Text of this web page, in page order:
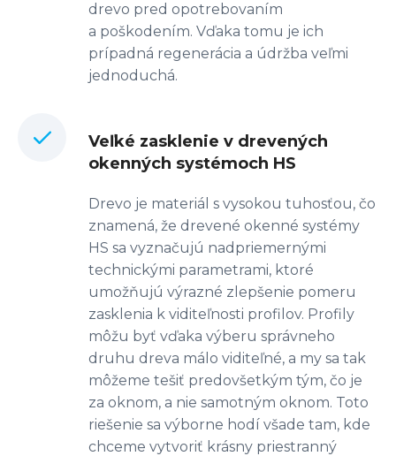
drevo pred opotrebovaním
a poškodením. Vďaka tomu je ich
prípadná regenerácia a údržba veľmi
jednoduchá.
Veľké zasklenie v drevených
okenných systémoch HS
Drevo je materiál s vysokou tuhosťou, čo
znamená, že drevené okenné systémy
HS sa vyznačujú nadpriemernými
technickými parametrami, ktoré
umožňujú výrazné zlepšenie pomeru
zasklenia k viditeľnosti profilov. Profily
môžu byť vďaka výberu správneho
druhu dreva málo viditeľné, a my sa tak
môžeme tešiť predovšetkým tým, čo je
za oknom, a nie samotným oknom. Toto
riešenie sa výborne hodí všade tam, kde
chceme vytvoriť krásny priestranný